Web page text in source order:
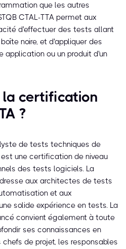
que les autres
CTAL-TTA permet aux
d'effectuer des tests allant
noire, et d'appliquer des
application ou un produit d'un
la certification
?
de tests techniques de
est une certification de niveau
des tests logiciels. La
aux architectes de tests
et aux
solide expérience en tests. La
convient également à toute
ses connaissances en
de projet, les responsables